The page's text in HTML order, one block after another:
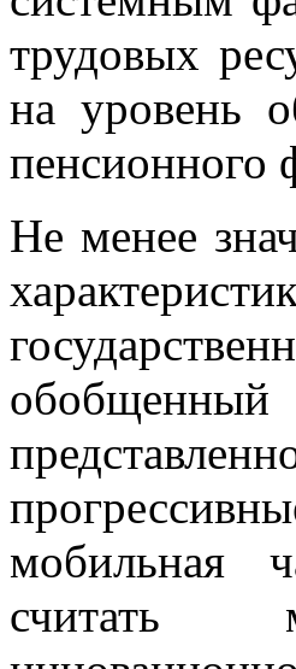
трудовых
на уровень
пенсионного
Не менее
мобильная
считать